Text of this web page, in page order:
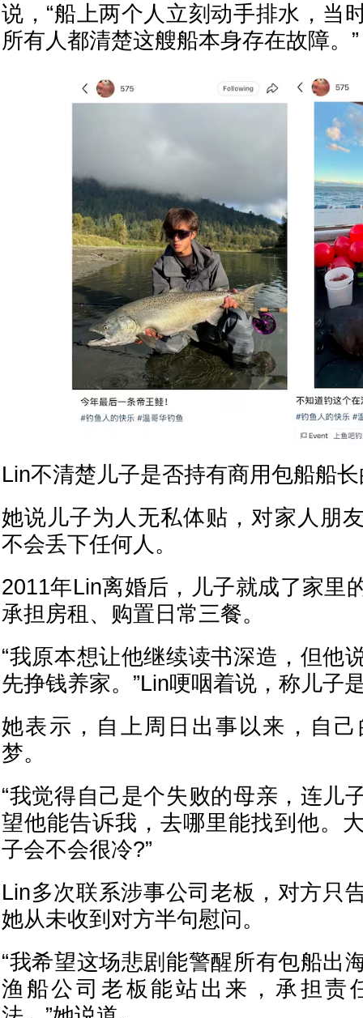
说，“船上两个人立刻动手排水，当
所有人都清楚这艘船本身存在故障。”
Lin不清楚儿子是否持有商用包船船
她说儿子为人无私体贴，对家人朋
不会丢下任何人。
2011年Lin离婚后，儿子就成了家里
承担房租、购置日常三餐。
“我原本想让他继续读书深造，但他
先挣钱养家。”Lin哽咽着说，称儿子
她表示，自上周日出事以来，自
梦。
“我觉得自己是个失败的母亲，连儿
望他能告诉我，去哪里能找到他。
子会不会很冷?”
Lin多次联系涉事公司老板，对方只
她从未收到对方半句慰问。
“我希望这场悲剧能警醒所有包船出
渔船公司老板能站出来，承担责